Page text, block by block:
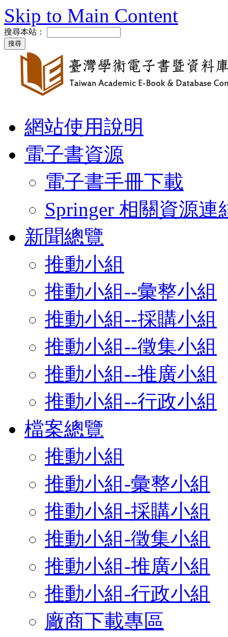
Skip to Main Content
搜尋本站：
網站使用說明
電子書資源
電子書手冊下載
Springer 相關資源連
新聞總覽
推動小組
推動小組--彙整小組
推動小組--採購小組
推動小組--徵集小組
推動小組--推廣小組
推動小組--行政小組
檔案總覽
推動小組
推動小組-彙整小組
推動小組-採購小組
推動小組-徵集小組
推動小組-推廣小組
推動小組-行政小組
廠商下載專區